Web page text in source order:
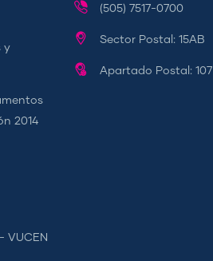
y
2014
VUCEN
(505) 7517-0700
Sector Postal: 15AB
Apartado Postal: 107